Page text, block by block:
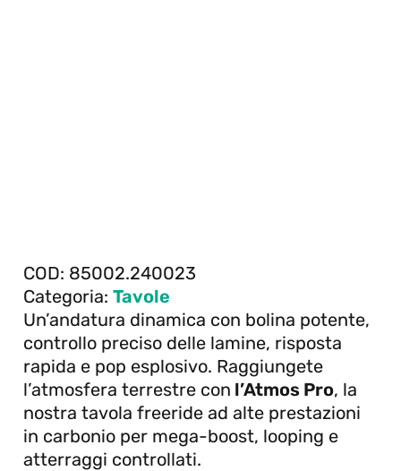
COD: 85002.240023
Categoria: Tavole
Un’andatura dinamica con bolina potente,
controllo preciso delle lamine, risposta
rapida e pop esplosivo. Raggiungete
l’atmosfera terrestre con l’Atmos Pro, la
nostra tavola freeride ad alte prestazioni
in carbonio per mega-boost, looping e
atterraggi controllati.